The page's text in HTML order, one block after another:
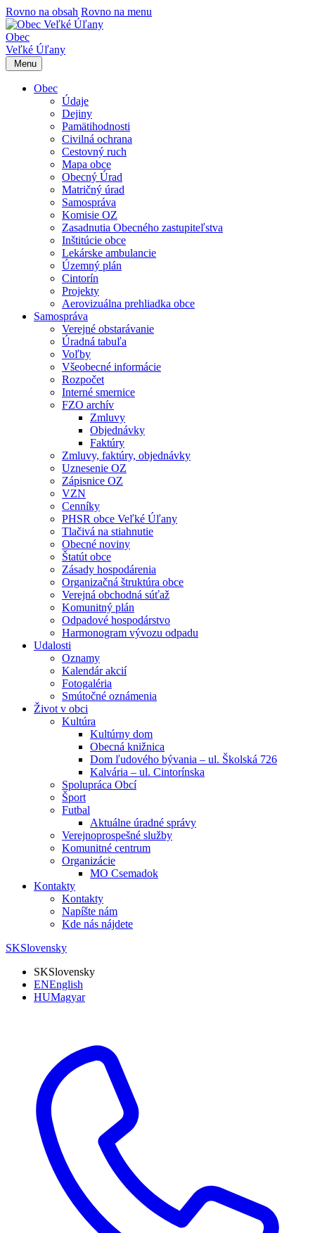
Rovno na obsah Rovno na menu
Obec
Veľké Úľany
Menu
Obec
Údaje
Dejiny
Pamätihodnosti
Civilná ochrana
Cestovný ruch
Mapa obce
Obecný Úrad
Matričný úrad
Samospráva
Komisie OZ
Zasadnutia Obecného zastupiteľstva
Inštitúcie obce
Lekárske ambulancie
Územný plán
Cintorín
Projekty
Aerovizuálna prehliadka obce
Samospráva
Verejné obstarávanie
Úradná tabuľa
Voľby
Všeobecné informácie
Rozpočet
Interné smernice
FZO archív
Zmluvy
Objednávky
Faktúry
Zmluvy, faktúry, objednávky
Uznesenie OZ
Zápisnice OZ
VZN
Cenníky
PHSR obce Veľké Úľany
Tlačivá na stiahnutie
Obecné noviny
Štatút obce
Zásady hospodárenia
Organizačná štruktúra obce
Verejná obchodná súťaž
Komunitný plán
Odpadové hospodárstvo
Harmonogram vývozu odpadu
Udalosti
Oznamy
Kalendár akcií
Fotogaléria
Smútočné oznámenia
Život v obci
Kultúra
Kultúrny dom
Obecná knižnica
Dom ľudového bývania – ul. Školská 726
Kalvária – ul. Cintorínska
Spolupráca Obcí
Šport
Futbal
Aktuálne úradné správy
Verejnoprospešné služby
Komunitné centrum
Organizácie
MO Csemadok
Kontakty
Kontakty
Napíšte nám
Kde nás nájdete
SKSlovensky
SKSlovensky
ENEnglish
HUMagyar